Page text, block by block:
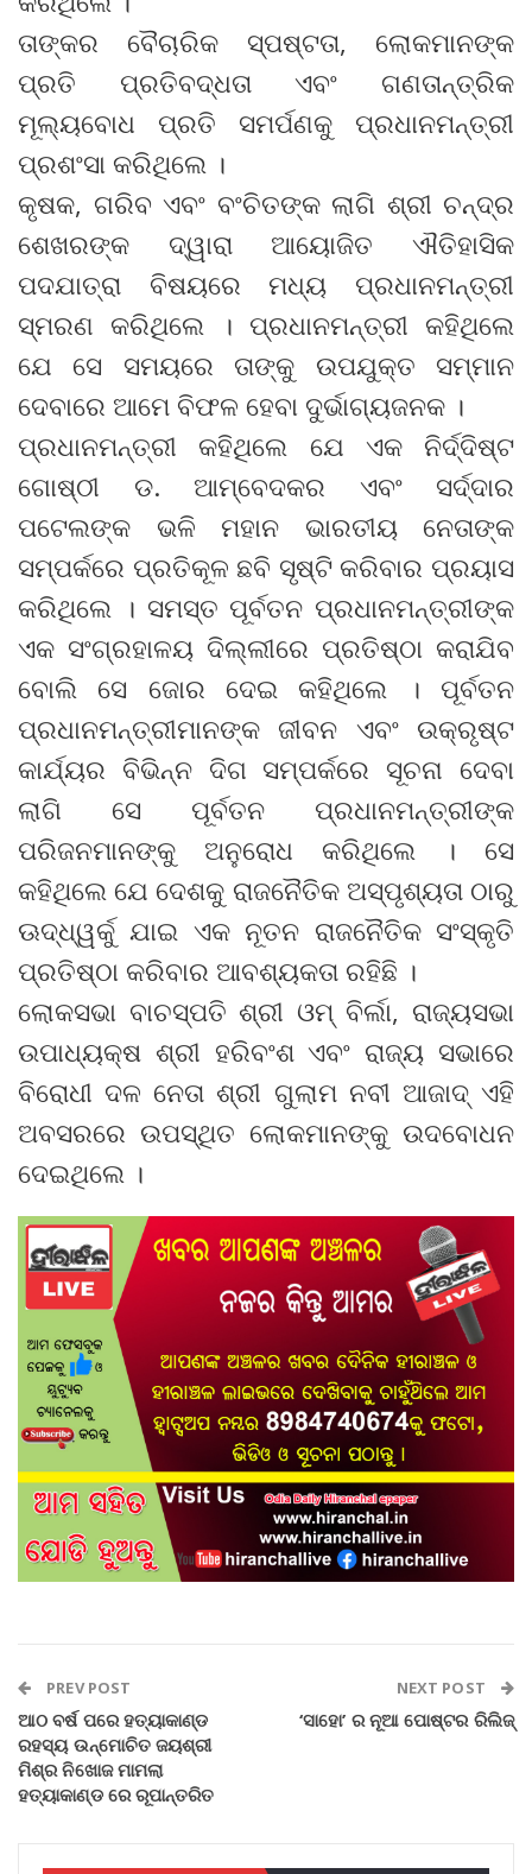
ତାଙ୍କର ବୈଚାରିକ ସ୍ପଷ୍ଟତା, ଲୋକମାନଙ୍କ
ପ୍ରତି ପ୍ରତିବଦ୍ଧତା ଏବଂ ଗଣତାନ୍ତ୍ରିକ
ମୂଲ୍ୟବୋଧ ପ୍ରତି ସମର୍ପଣକୁ ପ୍ରଧାନମନ୍ତ୍ରୀ
ପ୍ରଶଂସା କରିଥିଲେ ।
କୃଷକ, ଗରିବ ଏବଂ ବଂଚିତଙ୍କ ଲାଗି ଶ୍ରୀ ଚନ୍ଦ୍ର
ଶେଖରଙ୍କ ଦ୍ୱାରା ଆୟୋଜିତ ଐତିହାସିକ
ପଦଯାତ୍ରା ବିଷୟରେ ମଧ୍ୟ ପ୍ରଧାନମନ୍ତ୍ରୀ
ସ୍ମରଣ କରିଥିଲେ । ପ୍ରଧାନମନ୍ତ୍ରୀ କହିଥିଲେ
ଯେ ସେ ସମୟରେ ତାଙ୍କୁ ଉପଯୁକ୍ତ ସମ୍ମାନ
ଦେବାରେ ଆମେ ବିଫଳ ହେବା ଦୁର୍ଭାଗ୍ୟଜନକ ।
ପ୍ରଧାନମନ୍ତ୍ରୀ କହିଥିଲେ ଯେ ଏକ ନିର୍ଦ୍ଦିଷ୍ଟ
ଗୋଷ୍ଠୀ ଡ. ଆମ୍ବେଦକର ଏବଂ ସର୍ଦ୍ଦାର
ପଟେଲଙ୍କ ଭଳି ମହାନ ଭାରତୀୟ ନେତାଙ୍କ
ସମ୍ପର୍କରେ ପ୍ରତିକୂଳ ଛବି ସୃଷ୍ଟି କରିବାର ପ୍ରୟାସ
କରିଥିଲେ । ସମସ୍ତ ପୂର୍ବତନ ପ୍ରଧାନମନ୍ତ୍ରୀଙ୍କ
ଏକ ସଂଗ୍ରହାଳୟ ଦିଲ୍ଲୀରେ ପ୍ରତିଷ୍ଠା କରାଯିବ
ବୋଲି ସେ ଜୋର ଦେଇ କହିଥିଲେ । ପୂର୍ବତନ
ପ୍ରଧାନମନ୍ତ୍ରୀମାନଙ୍କ ଜୀବନ ଏବଂ ଉକ୍ରୃଷ୍ଟ
କାର୍ଯ୍ୟର ବିଭିନ୍ନ ଦିଗ ସମ୍ପର୍କରେ ସୂଚନା ଦେବା
ଲାଗି ସେ ପୂର୍ବତନ ପ୍ରଧାନମନ୍ତ୍ରୀଙ୍କ
ପରିଜନମାନଙ୍କୁ ଅନୁରୋଧ କରିଥିଲେ । ସେ
କହିଥିଲେ ଯେ ଦେଶକୁ ରାଜନୈତିକ ଅସ୍ପୃଶ୍ୟତା ଠାରୁ
ଊଦ୍ଧ୍ୱର୍କୁ ଯାଇ ଏକ ନୂତନ ରାଜନୈତିକ ସଂସ୍କୃତି
ପ୍ରତିଷ୍ଠା କରିବାର ଆବଶ୍ୟକତା ରହିଛି ।
ଲୋକସଭା ବାଚସ୍ପତି ଶ୍ରୀ ଓମ୍ ବିର୍ଲା, ରାଜ୍ୟସଭା
ଉପାଧ୍ୟକ୍ଷ ଶ୍ରୀ ହରିବଂଶ ଏବଂ ରାଜ୍ୟ ସଭାରେ
ବିରୋଧୀ ଦଳ ନେତା ଶ୍ରୀ ଗୁଲାମ ନବୀ ଆଜାଦ୍ ଏହି
ଅବସରରେ ଉପସ୍ଥିତ ଲୋକମାନଙ୍କୁ ଉଦବୋଧନ
ଦେଇଥିଲେ ।
PREV POST
ଆଠ ବର୍ଷ ପରେ ହତ୍ୟାକାଣ୍ଡ
ରହସ୍ୟ ଉନ୍ମୋଚିତ ଜୟଶ୍ରୀ
ମିଶ୍ର ନିଖୋଜ ମାମଲା
ହତ୍ୟାକାଣ୍ଡ ରେ ରୂପାନ୍ତରିତ
NEXT POST
‘ସାହୋ’ ର ନୂଆ ପୋଷ୍ଟର ରିଲିଜ୍